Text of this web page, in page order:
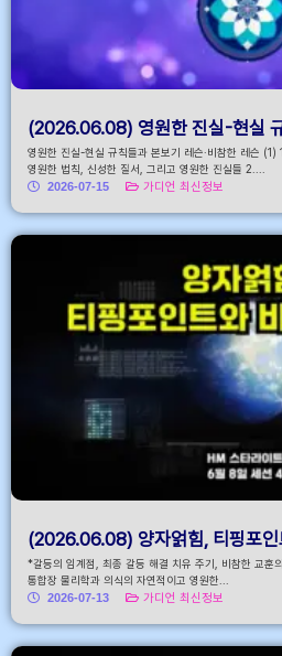
(2026.06.08) 영원한 진실-현실
영원한 진실-현실 규칙들과 본보기 레슨·비참한 레슨 (1)
영원한 법칙, 신성한 질서, 그리고 영원한 진실들 2....
2026-07-15
가디언 최신정보
(2026.06.08) 양자얽힘, 티핑포인
*갈등의 임계점, 최종 갈등 해결 치유 주기, 비참한 교훈
통합장 물리학과 의식의 자연적이고 영원한...
2026-07-13
가디언 최신정보